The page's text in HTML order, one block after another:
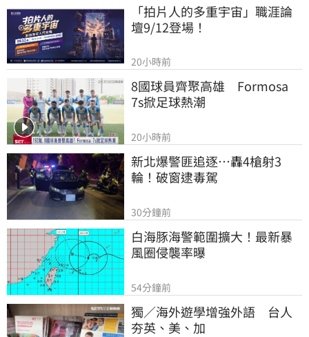
「拍片人的多重宇宙」職涯論
壇9/12登場！
20小時前
8國球員齊聚高雄　Formosa
7s掀足球熱潮
20小時前
新北爆警匪追逐…轟4槍射3
輪！破窗逮毒駕
30分鐘前
白海豚海警範圍擴大！最新暴
風圈侵襲率曝
54分鐘前
獨／海外遊學增強外語　台人
夯英、美、加